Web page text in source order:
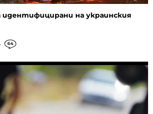
идентифицирани на украинския
64